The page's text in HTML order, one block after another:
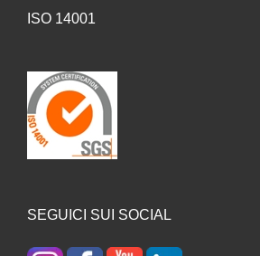
ISO 14001
SEGUICI SUI SOCIAL